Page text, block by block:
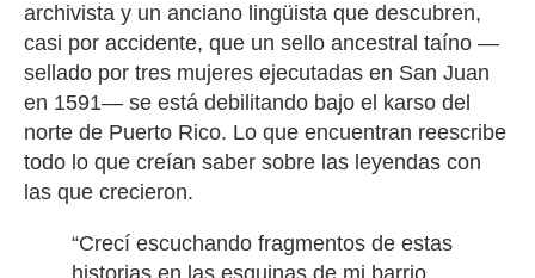
archivista y un anciano lingüista que descubren,
casi por accidente, que un sello ancestral taíno —
sellado por tres mujeres ejecutadas en San Juan
en 1591— se está debilitando bajo el karso del
norte de Puerto Rico. Lo que encuentran reescribe
todo lo que creían saber sobre las leyendas con
las que crecieron.
“Crecí escuchando fragmentos de estas